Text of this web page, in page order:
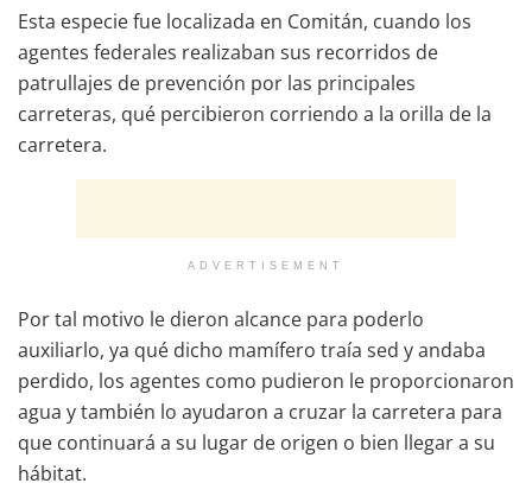
Esta especie fue localizada en Comitán, cuando los
agentes federales realizaban sus recorridos de
patrullajes de prevención por las principales
carreteras, qué percibieron corriendo a la orilla de la
carretera.
ADVERTISEMENT
Por tal motivo le dieron alcance para poderlo
auxiliarlo, ya qué dicho mamífero traía sed y andaba
perdido, los agentes como pudieron le proporcionaron
agua y también lo ayudaron a cruzar la carretera para
que continuará a su lugar de origen o bien llegar a su
hábitat.